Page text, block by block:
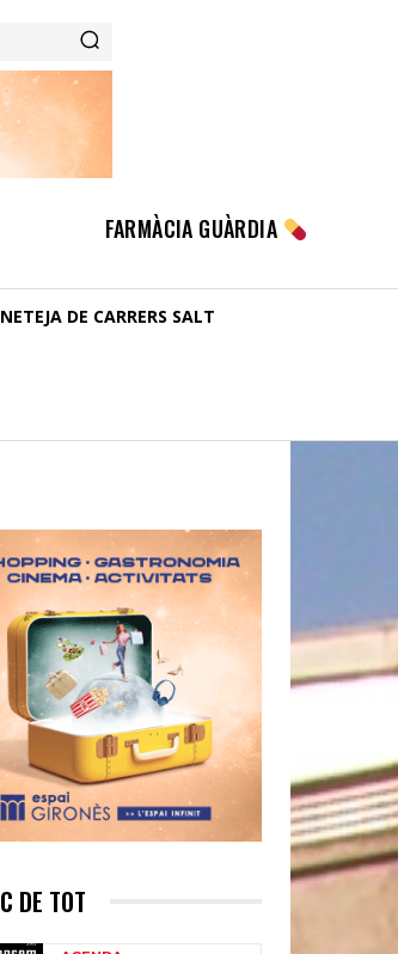
FARMÀCIA GUÀRDIA
NETEJA DE CARRERS SALT
DE TOT